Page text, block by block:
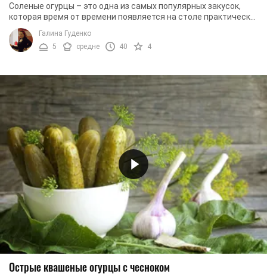
Соленые огурцы – это одна из самых популярных закусок,
которая время от времени появляется на столе практически
в каждой семье. Именно поэтому каждая ...
Галина Гуденко
5
средне 40 4
Острые квашеные огурцы с чесноком